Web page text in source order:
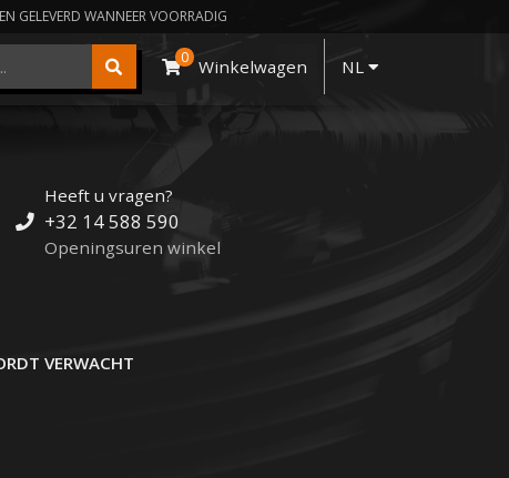
GELEVERD WANNEER VOORRADIG
0 Winkelwagen NL
Heeft u vragen?
+32 14 588 590
Openingsuren winkel
VERWACHT